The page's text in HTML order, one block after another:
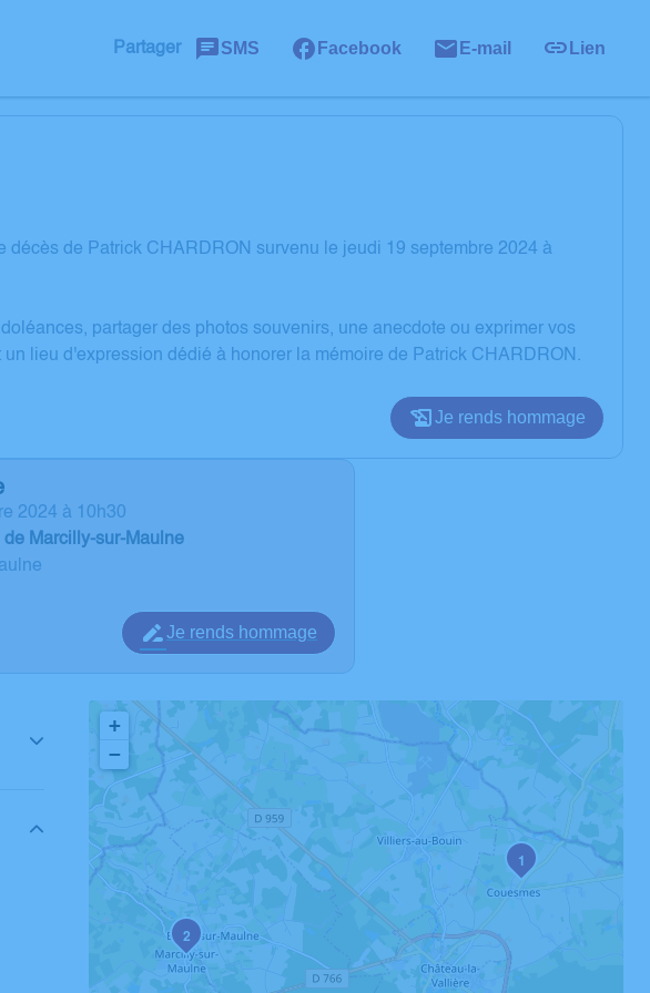
Partager SMS Facebook E-mail Lien
décès de Patrick CHARDRON survenu le jeudi 19 septembre 2024 à
partager des photos souvenirs, une anecdote ou exprimer vos
lieu d'expression dédié à honorer la mémoire de Patrick CHARDRON.
Je rends hommage
2024 à 10h30
Marcilly-sur-Maulne
Je rends hommage
1
2
+
−